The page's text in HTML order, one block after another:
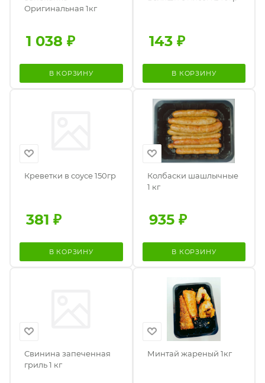
Оригинальная 1кг
1 038 ₽
В КОРЗИНУ
143₽
В КОРЗИНУ
Креветки в соусе 150гр
381 ₽
В КОРЗИНУ
Колбаски шашлычные
1 кг
935₽
В КОРЗИНУ
Свинина запеченная
гриль 1 кг
Минтай жареный 1кг